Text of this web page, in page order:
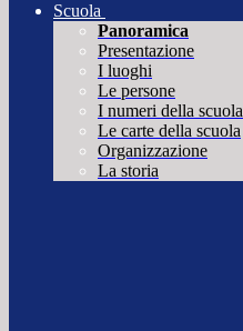
Scuola
Panoramica
Presentazione
I luoghi
Le persone
I numeri della scuola
Le carte della scuola
Organizzazione
La storia